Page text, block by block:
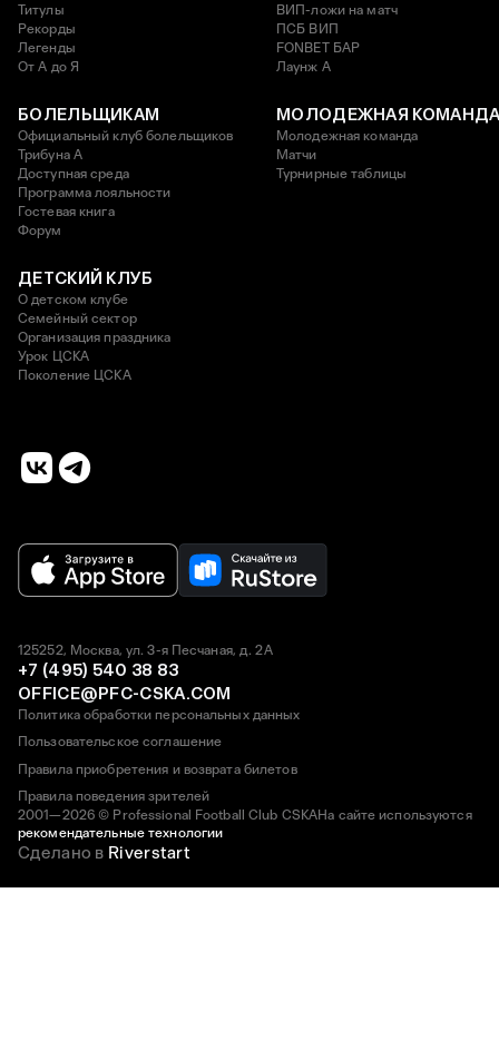
Титулы
Рекорды
Легенды
От А до Я
ВИП-ложи на матч
ПСБ ВИП
FONBET БАР
Лаунж A
БОЛЕЛЬЩИКАМ
Официальный клуб болельщиков
Трибуна А
Доступная среда
Программа лояльности
Гостевая книга
Форум
МОЛОДЕЖНАЯ
Молодежная команда
Матчи
Турнирные таблицы
ДЕТСКИЙ КЛУБ
О детском клубе
Семейный сектор
Организация праздника
Урок ЦСКА
Поколение ЦСКА
2001—2026 © Professional Football Club CSKAНа сайте используются
рекомендательные технологии
125252, Москва, ул. 3-я Песчаная, д. 2А
+7 (495) 540 38 83
OFFICE@PFC-CSKA.COM
Политика обработки персональных данных
Пользовательское соглашение
Правила приобретения и возврата билетов
Правила поведения зрителей
Сделано в Riverstart